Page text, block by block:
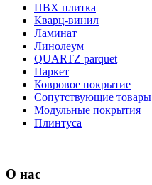
ПВХ плитка
Кварц-винил
Ламинат
Линолеум
QUARTZ parquet
Паркет
Ковровое покрытие
Сопутствующие товары
Модульные покрытия
Плинтуса
О нас